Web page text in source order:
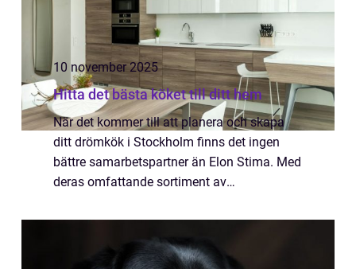
10 november 2025
Hitta det bästa köket till ditt hem
När det kommer till att planera och skapa
ditt drömkök i Stockholm finns det ingen
bättre samarbetspartner än Elon Stima. Med
deras omfattande sortiment av
expertis inom b...